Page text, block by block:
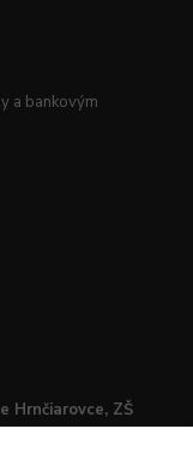
a bankovým
Hrnčiarovce, ZŠ